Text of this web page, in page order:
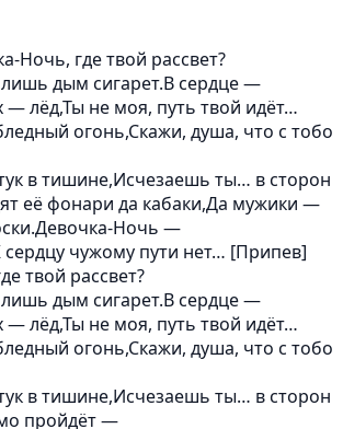
где твой рассвет?
дым сигарет.В сердце —
— лёд,Ты не моя, путь твой идёт…
огонь,Скажи, душа, что с тобо
в тишине,Исчезаешь ты… в сторон
её фонари да кабаки,Да мужики —
—
сердцу чужому пути нет… [Припев]
твой рассвет?
дым сигарет.В сердце —
— лёд,Ты не моя, путь твой идёт…
огонь,Скажи, душа, что с тобо
в тишине,Исчезаешь ты… в сторон
пройдёт —